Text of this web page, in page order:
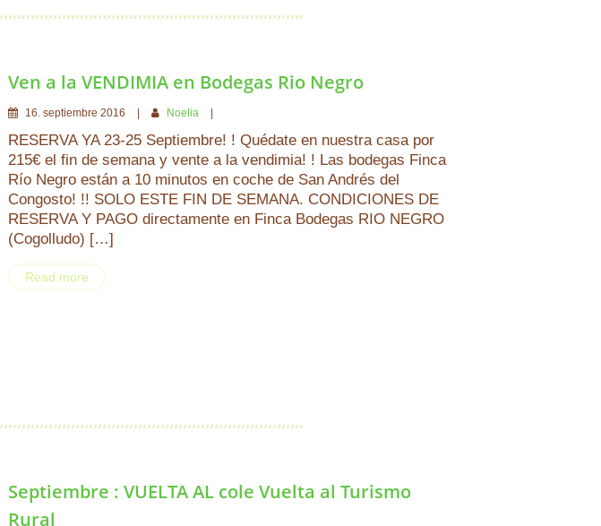
Ven a la VENDIMIA en Bodegas Rio Negro
16. septiembre 2016 Noelia
RESERVA YA 23-25 Septiembre! ! Quédate en nuestra casa por
215€ el fin de semana y vente a la vendimia! ! Las bodegas Finca
Río Negro están a 10 minutos en coche de San Andrés del
Congosto! !! SOLO ESTE FIN DE SEMANA. CONDICIONES DE
RESERVA Y PAGO directamente en Finca Bodegas RIO NEGRO
(Cogolludo) […]
Read more
Septiembre : VUELTA AL cole Vuelta al Turismo
Rural